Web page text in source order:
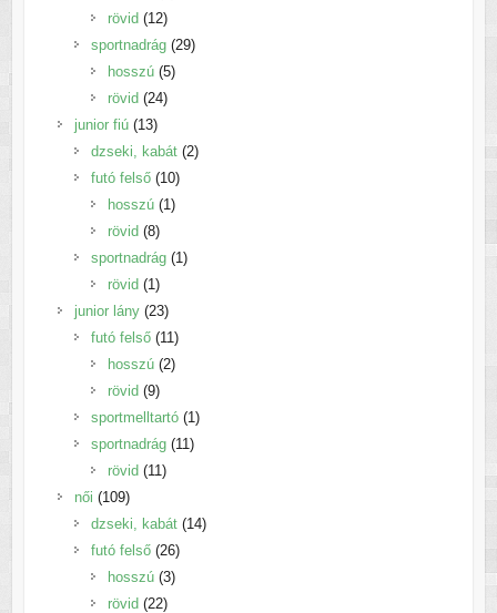
rövid 1212
termék
sportnadrág 2929
hosszú 55
rövid 2424
junior fiú 1313
termék
dzseki, kabát 22
futó felső 1010
termék
hosszú 1 1
rövid 88
termék
sportnadrág 1 1
rövid 1 1
termék
junior lány 2323
termék
futó felső 11 11
termék
hosszú 22
rövid 99
termék
sportmelltartó 1 1
termék
sportnadrág 11 11
rövid 11 11
női 109109
termék
dzseki, kabát 1414
futó felső 2626
termék
hosszú 33
rövid 2222